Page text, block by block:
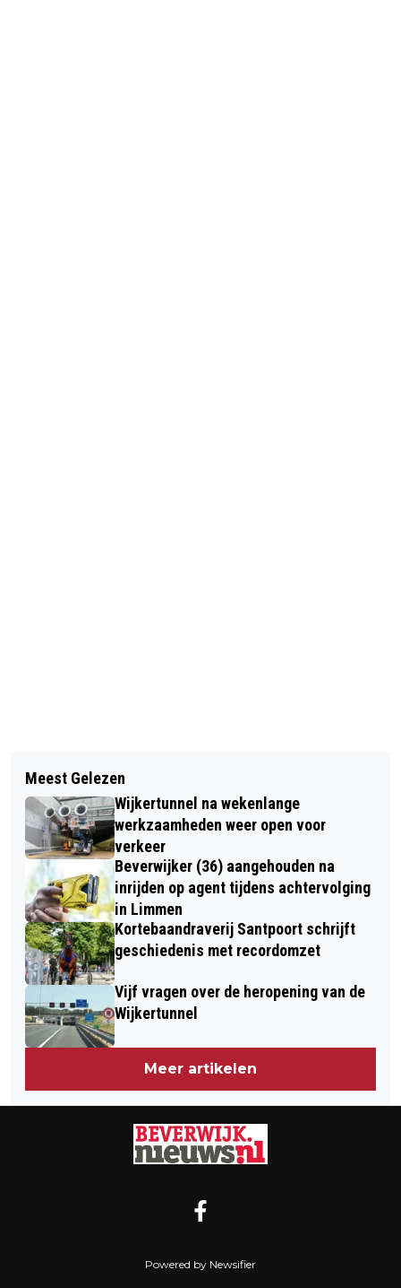
PRIKKELARME KERMIS: ZACHTE
MUZIEK, GEEN KNIPPERENDE
LICHTJES MAAR WEL HEEL VEEL
WATER
DEEL MEDEWERKERS PARAGON
VERMOEDELIJK TOCH NIET
ONTSLAGEN
Meest Gelezen
Wijkertunnel na wekenlange
werkzaamheden weer open voor
verkeer
Beverwijker (36) aangehouden na
inrijden op agent tijdens achtervolging
in Limmen
Kortebaandraverij Santpoort schrijft
geschiedenis met recordomzet
Vijf vragen over de heropening van de
Wijkertunnel
Meer artikelen
Powered by Newsifier